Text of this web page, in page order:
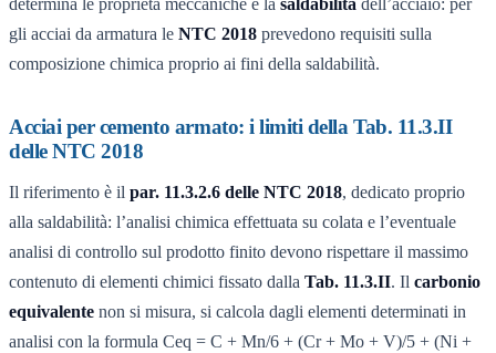
determina le proprietà meccaniche e la saldabilità dell’acciaio: per
gli acciai da armatura le NTC 2018 prevedono requisiti sulla
composizione chimica proprio ai fini della saldabilità.
Acciai per cemento armato: i limiti della Tab. 11.3.II
delle NTC 2018
Il riferimento è il par. 11.3.2.6 delle NTC 2018, dedicato proprio
alla saldabilità: l’analisi chimica effettuata su colata e l’eventuale
analisi di controllo sul prodotto finito devono rispettare il massimo
contenuto di elementi chimici fissato dalla Tab. 11.3.II. Il carbonio
equivalente non si misura, si calcola dagli elementi determinati in
analisi con la formula Ceq = C + Mn/6 + (Cr + Mo + V)/5 + (Ni +